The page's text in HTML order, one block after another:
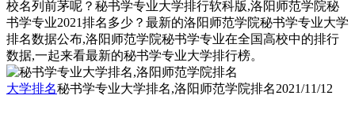
校名列前茅呢？秘书学专业大学排行软科版,洛阳师范学院秘
书学专业2021排名多少？最新的洛阳师范学院秘书学专业大学
排名数据公布,洛阳师范学院秘书学专业在全国高校中的排行
数据,一起来看最新的秘书学专业大学排行榜。
大学排名秘书学专业大学排名,洛阳师范学院排名2021/11/12